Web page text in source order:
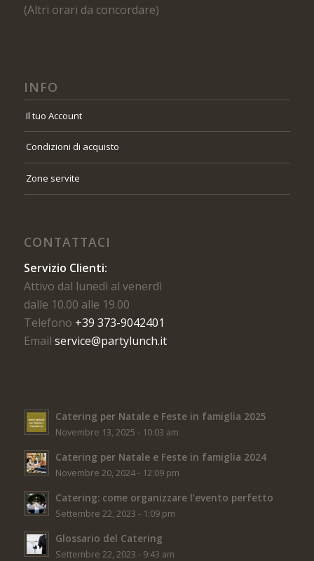
(Altri orari da concordare)
INFO
Il tuo Account
Condizioni di acquisto
Zone servite
CONTATTACI
Servizio Clienti:
Attivo dal lunedì al venerdì
dalle 10.00 alle 19.00
Telefono +39 373-9042401
Email service@partylunch.it
Catering per Natale e Feste in famiglia 2025
Novembre 13, 2025 - 10:03 am
Catering per Natale e Feste in famiglia 2024
Novembre 20, 2024 - 12:09 pm
Catering: come organizzare l’evento perfetto
Settembre 22, 2023 - 1:09 pm
Glossario del Catering
Settembre 22, 2023 - 9:43 am